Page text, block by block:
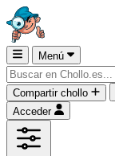
Menú
Compartir chollo
Acceder